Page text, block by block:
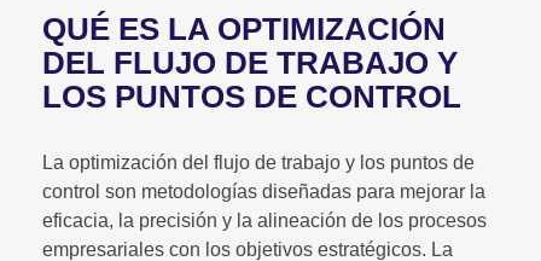
QUÉ ES LA OPTIMIZACIÓN
DEL FLUJO DE TRABAJO Y
LOS PUNTOS DE CONTROL
La optimización del flujo de trabajo y los puntos de
control son metodologías diseñadas para mejorar la
eficacia, la precisión y la alineación de los procesos
empresariales con los objetivos estratégicos. La